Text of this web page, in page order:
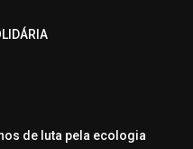
de luta pela ecologia